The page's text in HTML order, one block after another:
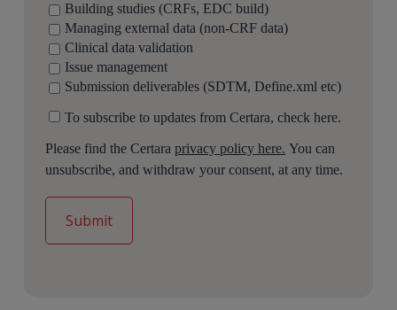
Building studies (CRFs, EDC build)
Managing external data (non-CRF data)
Clinical data validation
Issue management
Submission deliverables (SDTM, Define.xml etc)
To subscribe to updates from Certara, check here.
Please find the Certaraprivacy policy here. You can
unsubscribe, and withdraw your consent, at any time.